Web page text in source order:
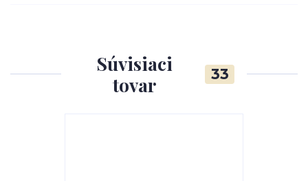
Súvisiaci
tovar
33